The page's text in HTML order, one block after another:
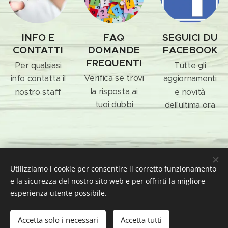
INFO E
CONTATTI
Per qualsiasi
info contatta il
nostro staff
FAQ
DOMANDE
FREQUENTI
Verifica se trovi
la risposta ai
tuoi dubbi
SEGUICI DU
FACEBOOK
Tutte gli
aggiornamenti
e novità
dell'ultima ora
© 2016-2019 Festa dell'Olio della Valle di Mezzane - Piazza
IV Novembre, 6, Mezzane di Sotto, VR, Italia
Comune di Mezzane - P.IVA 00596180232
Creato con
Webnode Cookies
Crea il tuo sito web gratis! Inizia
Utilizziamo i cookie per consentire il corretto funzionamento
e la sicurezza del nostro sito web e per offrirti la migliore
esperienza utente possibile.
Accetta solo i necessari Accetta tutti